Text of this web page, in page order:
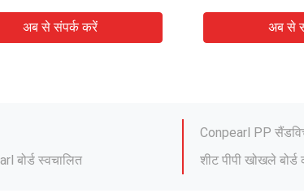
पीपी
पुनर्चक्रण अपशिष्ट
बोर्ड स्वचालित
Conpearl PP
शीट पीपी खोखले बोर्ड